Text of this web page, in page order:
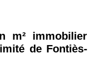
m² immobilier
de Fontiès-